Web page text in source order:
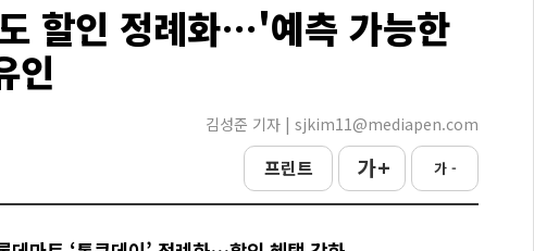
할인 정례화…'예측 가능한
인
김성준 기자 | sjkim11@mediapen.com
프린트 가 + 가 -